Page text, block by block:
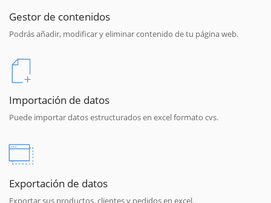
Gestor de contenidos
Podrás añadir, modificar y eliminar contenido de tu página web.
Importación de datos
Puede importar datos estructurados en excel formato cvs.
Exportación de datos
Exportar sus productos, clientes y pedidos en excel.